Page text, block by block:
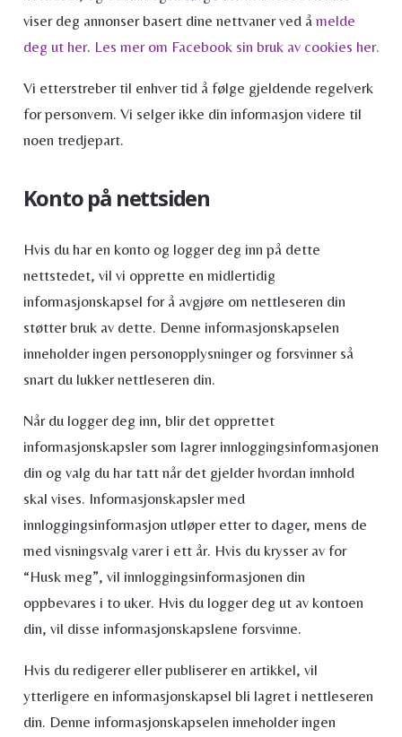
viser deg annonser basert dine nettvaner ved å melde
deg ut her. Les mer om Facebook sin bruk av cookies her.
Vi etterstreber til enhver tid å følge gjeldende regelverk
for personvern. Vi selger ikke din informasjon videre til
noen tredjepart.
Konto på nettsiden
Hvis du har en konto og logger deg inn på dette
nettstedet, vil vi opprette en midlertidig
informasjonskapsel for å avgjøre om nettleseren din
støtter bruk av dette. Denne informasjonskapselen
inneholder ingen personopplysninger og forsvinner så
snart du lukker nettleseren din.
Når du logger deg inn, blir det opprettet
informasjonskapsler som lagrer innloggingsinformasjonen
din og valg du har tatt når det gjelder hvordan innhold
skal vises. Informasjonskapsler med
innloggingsinformasjon utløper etter to dager, mens de
med visningsvalg varer i ett år. Hvis du krysser av for
“Husk meg”, vil innloggingsinformasjonen din
oppbevares i to uker. Hvis du logger deg ut av kontoen
din, vil disse informasjonskapslene forsvinne.
Hvis du redigerer eller publiserer en artikkel, vil
ytterligere en informasjonskapsel bli lagret i nettleseren
din. Denne informasjonskapselen inneholder ingen